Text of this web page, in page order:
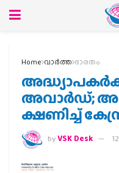
Home വാര്‍ത്ത ഭാരതം
അവാർഡ്;
ക്ഷണിച്ച്
byVSK Desk